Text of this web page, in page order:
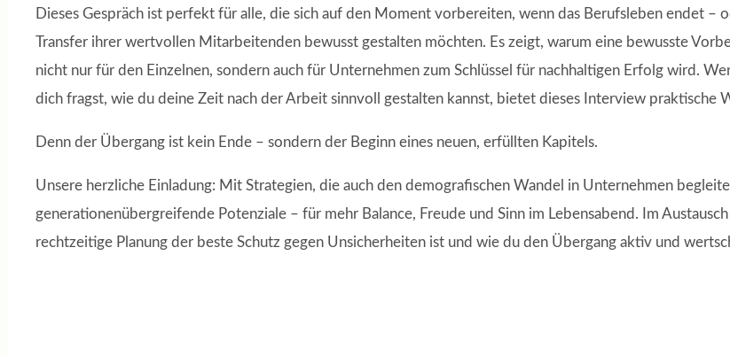
Dieses Gespräch ist perfekt für alle, die sich auf den Moment vorbereiten, wenn das Berufsleben endet
Transfer ihrer wertvollen Mitarbeitenden bewusst gestalten möchten. Es zeigt, warum eine bewusste
nicht nur für den Einzelnen, sondern auch für Unternehmen zum Schlüssel für nachhaltigen Erfolg wird.
dich fragst, wie du deine Zeit nach der Arbeit sinnvoll gestalten kannst, bietet dieses Interview praktische
Denn der Übergang ist kein Ende – sondern der Beginn eines neuen, erfüllten Kapitels.
Unsere herzliche Einladung: Mit Strategien, die auch den demografischen Wandel in Unternehmen
generationenübergreifende Potenziale – für mehr Balance, Freude und Sinn im Lebensabend. Im
rechtzeitige Planung der beste Schutz gegen Unsicherheiten ist und wie du den Übergang aktiv und